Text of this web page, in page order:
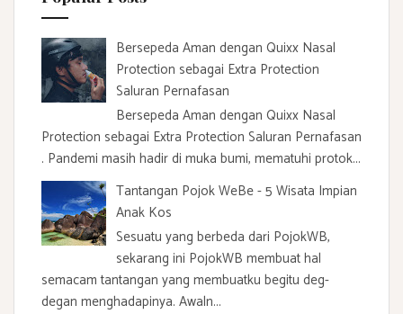
r
:
Bersepeda Aman dengan Quixx Nasal
Protection sebagai Extra Protection
Saluran Pernafasan
Bersepeda Aman dengan Quixx Nasal
Protection sebagai Extra Protection Saluran Pernafasan
. Pandemi masih hadir di muka bumi, mematuhi protok...
Tantangan Pojok WeBe - 5 Wisata Impian
Anak Kos
Sesuatu yang berbeda dari PojokWB,
sekarang ini PojokWB membuat hal
semacam tantangan yang membuatku begitu deg-
degan menghadapinya. Awaln...